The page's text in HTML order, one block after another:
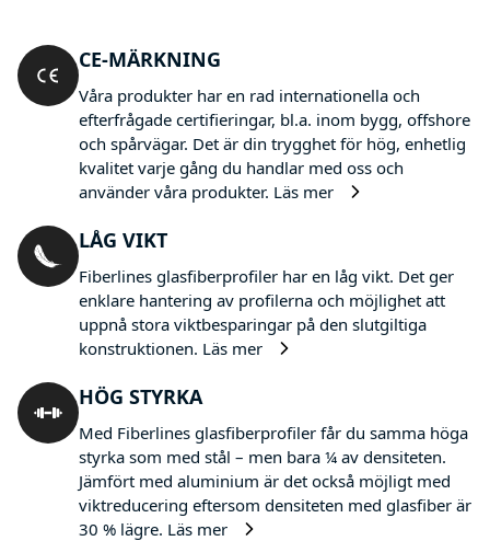
CE-MÄRKNING
Våra produkter har en rad internationella och
efterfrågade certifieringar, bl.a. inom bygg, offshore
och spårvägar. Det är din trygghet för hög, enhetlig
kvalitet varje gång du handlar med oss och
använder våra produkter. Läs mer
LÅG VIKT
Fiberlines glasfiberprofiler har en låg vikt. Det ger
enklare hantering av profilerna och möjlighet att
uppnå stora viktbesparingar på den slutgiltiga
konstruktionen. Läs mer
HÖG STYRKA
Med Fiberlines glasfiberprofiler får du samma höga
styrka som med stål – men bara ¼ av densiteten.
Jämfört med aluminium är det också möjligt med
viktreducering eftersom densiteten med glasfiber är
30 % lägre. Läs mer